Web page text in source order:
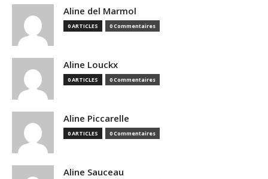
Aline del Marmol
0 ARTICLES 0 Commentaires
Aline Louckx
0 ARTICLES 0 Commentaires
Aline Piccarelle
0 ARTICLES 0 Commentaires
Aline Sauceau